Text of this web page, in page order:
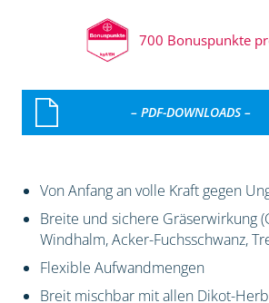
700 Bonuspunkte
– PDF-DOWNLOADS –
Von Anfang an volle Kraft gegen
Breite und sichere Gräserwirkung
Windhalm, Acker-Fuchsschwanz,
Flexible Aufwandmengen
Breit mischbar mit allen Dikot-